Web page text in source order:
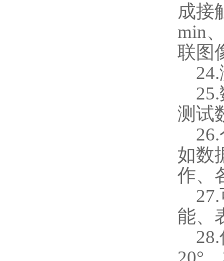
成接
min
联图
24.
25.
测试
26.
如数
作、
27.
能、
28.